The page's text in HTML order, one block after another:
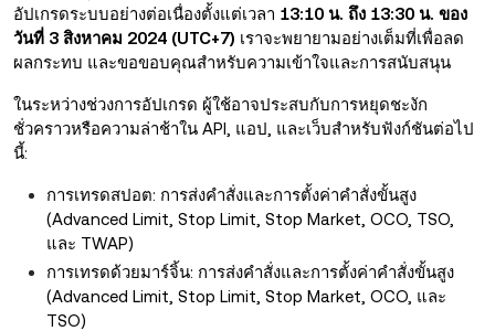
อัปเกรดระบบอย่างต่อเนื่องตั้งแต่เวลา 13:10 น. ถึง 13:30 น. ของ
วันที่ 3 สิงหาคม 2024 (UTC+7) เราจะพยายามอย่างเต็มที่เพื่อลด
ผลกระทบ และขอขอบคุณสำหรับความเข้าใจและการสนับสนุน
ในระหว่างช่วงการอัปเกรด ผู้ใช้อาจประสบกับการหยุดชะงัก
ชั่วคราวหรือความล่าช้าใน API, แอป, และเว็บสำหรับฟังก์ชันต่อไป
นี้:
การเทรดสปอต: การส่งคำสั่งและการตั้งค่าคำสั่งขั้นสูง
(Advanced Limit, Stop Limit, Stop Market, OCO, TSO,
และ TWAP)
การเทรดด้วยมาร์จิ้น: การส่งคำสั่งและการตั้งค่าคำสั่งขั้นสูง
(Advanced Limit, Stop Limit, Stop Market, OCO, และ
TSO)